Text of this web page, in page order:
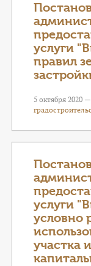
услуги
правил
5 октября 2020 —
услуги
условно
участка